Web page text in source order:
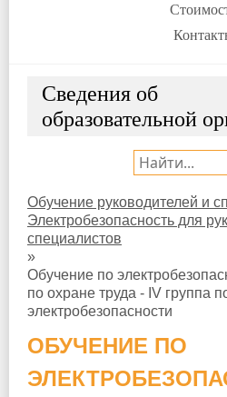
Сведения об
образовательной
Поиск:
Обучение руководителей и
Электробезопасность для
специалистов
»
Обучение по
по охране труда - IV группа
электробезопасности
ОБУЧЕНИЕ ПО